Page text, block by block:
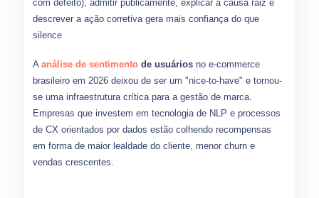
com defeito), admitir publicamente, explicar a causa raiz e
descrever a ação corretiva gera mais confiança do que
silence
A análise de sentimento de usuários no e-commerce
brasileiro em 2026 deixou de ser um "nice-to-have" e tornou-
se uma infraestrutura crítica para a gestão de marca.
Empresas que investem em tecnologia de NLP e processos
de CX orientados por dados estão colhendo recompensas
em forma de maior lealdade do cliente, menor churn e
vendas crescentes.